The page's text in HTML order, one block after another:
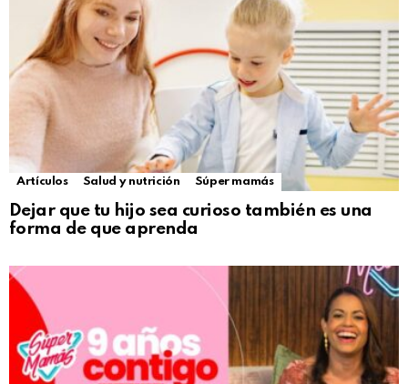
Artículos Salud y nutrición Súper mamás
Dejar que tu hijo sea curioso también es una
forma de que aprenda